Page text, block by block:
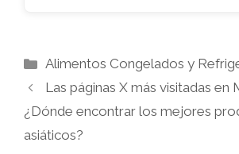
Categorías
Alimentos Congelados y
Las páginas X más visitadas en
¿Dónde encontrar los mejores
asiáticos?